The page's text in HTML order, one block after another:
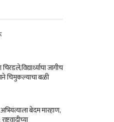
जागीच
चिमुकल्याचा बळी
बेदम मारहाण,